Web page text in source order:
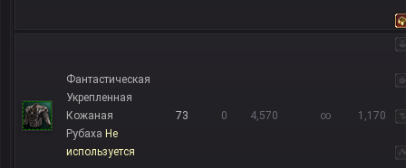
Фантастическая
Укрепленная
Кожаная
Рубаха Не
используется
73 0 4,570 ∞ 1,170